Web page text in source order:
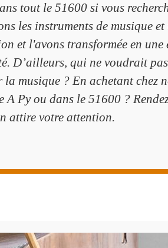
tout le 51600 si vous
les instruments de musique
et l'avons transformée en une
D’ailleurs, qui ne voudrait
musique ? En achetant chez
Py ou dans le 51600 ?
attire votre attention.